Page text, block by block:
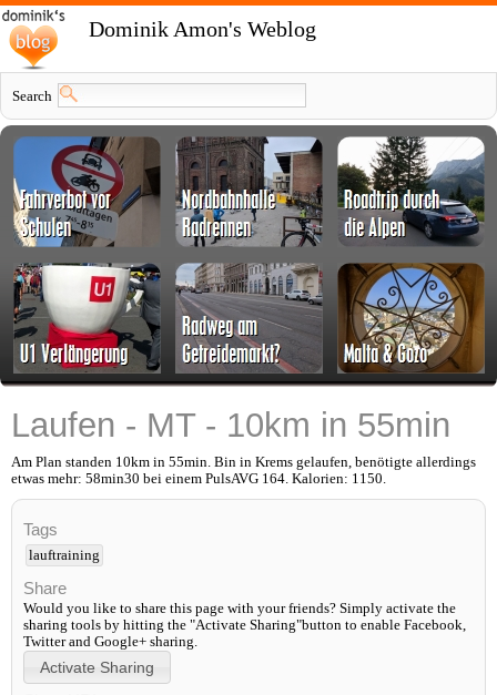
Dominik Amon's Weblog
Search
Laufen - MT - 10km in 55min
Am Plan standen 10km in 55min. Bin in Krems gelaufen, benötigte allerdings
etwas mehr: 58min30 bei einem PulsAVG 164. Kalorien: 1150.
Tags
lauftraining
Share
Would you like to share this page with your friends? Simply activate the
sharing tools by hitting the "Activate Sharing"button to enable Facebook,
Twitter and Google+ sharing.